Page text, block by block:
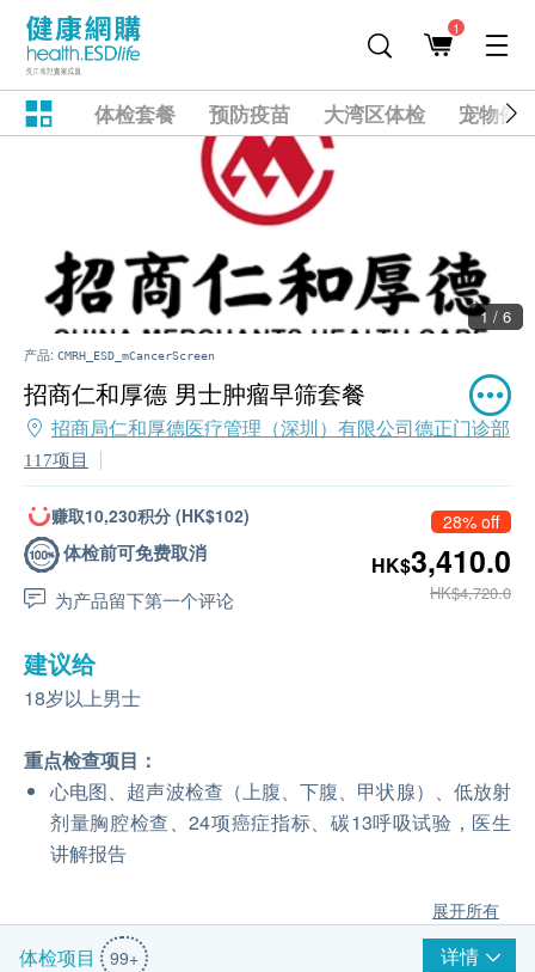
1
体检套餐 预防疫苗 大湾区体检 宠物健
1 / 6
产品: CMRH_ESD_mCancerScreen
招商仁和厚德 男士肿瘤早筛套餐
招商局仁和厚德医疗管理（深圳）有限公司德正门诊部
117项目
赚取10,230积分 (HK$102)
体检前可免费取消
为产品留下第一个评论
28% off
HK$3,410.0
HK$4,720.0
建议给
18岁以上男士
重点检查项目：
心电图、超声波检查（上腹、下腹、甲状腺）、低放射
剂量胸腔检查、24项癌症指标、碳13呼吸试验，医生
讲解报告
展开所有
体检项目 99+ 详情